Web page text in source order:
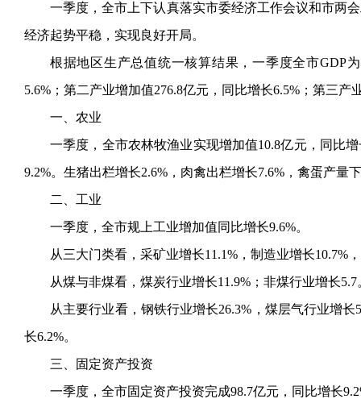
一季度，全市上下认真落实市委经济工作会议和市两
经济起势平稳，实现良好开局。
根据地区生产总值统一核算结果，一季度全市GDP
5.6%；第二产业增加值276.8亿元，同比增长6.5%；第三产
一、农业
一季度，全市农林牧渔业实现增加值10.8亿元，同比
9.2%。生猪出栏增长2.6%，肉禽出栏增长7.6%，禽蛋产量
二、工业
一季度，全市规上工业增加值同比增长9.6%。
从三大门类看，采矿业增长11.1%，制造业增长10.7%
从煤与非煤看，煤炭行业增长11.9%；非煤行业增长5.7
从主要行业看，钢铁行业增长26.3%，煤层气行业增
长6.2%。
三、固定资产投资
一季度，全市固定资产投资完成98.7亿元，同比增长